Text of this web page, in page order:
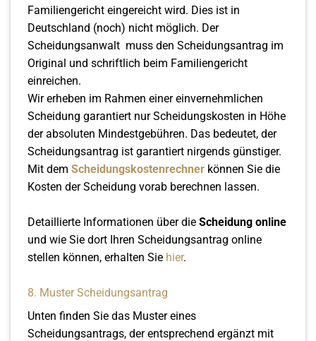
Familiengericht eingereicht wird. Dies ist in
Deutschland (noch) nicht möglich. Der
Scheidungsanwalt muss den Scheidungsantrag im
Original und schriftlich beim Familiengericht
einreichen.
Wir erheben im Rahmen einer einvernehmlichen
Scheidung garantiert nur Scheidungskosten in Höhe
der absoluten Mindestgebühren. Das bedeutet, der
Scheidungsantrag ist garantiert nirgends günstiger.
Mit dem Scheidungskostenrechner können Sie die
Kosten der Scheidung vorab berechnen lassen.
Detaillierte Informationen über die Scheidung online
und wie Sie dort Ihren Scheidungsantrag online
stellen können, erhalten Sie hier.
8. Muster Scheidungsantrag
Unten finden Sie das Muster eines
Scheidungsantrags, der entsprechend ergänzt mit